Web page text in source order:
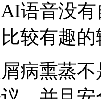
AI语音没
较有趣
病熏蒸